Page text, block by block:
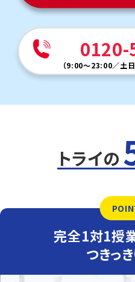
塾のない日には家庭学
ておく力が非常に重要に
他にも以下の学校に対
明野中、啓北中、光洋中、明倫
0120-
（9:00～23:00／土
トライの
完全1対1授
つきっ